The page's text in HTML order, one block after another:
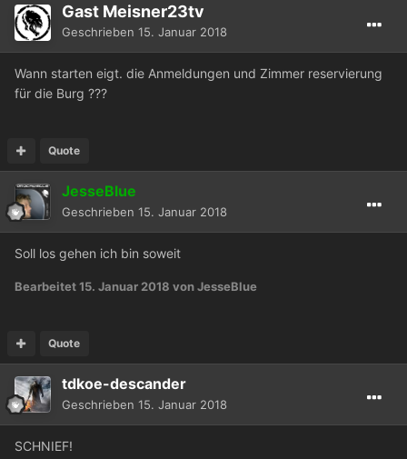
Gast Meisner23tv
Geschrieben 15. Januar 2018
Wann starten eigt. die Anmeldungen und Zimmer reservierung
für die Burg ???
Quote
JesseBlue
Geschrieben 15. Januar 2018
Soll los gehen ich bin soweit
Bearbeitet15. Januar 2018 von JesseBlue
Quote
tdkoe-descander
Geschrieben 15. Januar 2018
SCHNIEF!